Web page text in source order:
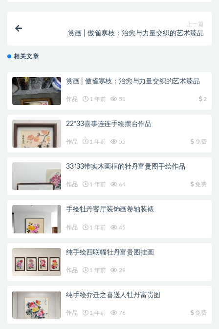
上一篇
赏画 | 傲雀寒枝：治愈与力量交织的艺术臻品
相关文章
赏画 | 傲雀寒枝：治愈与力量交织的艺术臻品
作品 1 年前 51 2
22*33喜事连连手绘摆台作品
作品 1 年前 55 免费
33*33带实木画框的牡丹富贵图手绘作品
作品 1 年前 64 免费
手绘牡丹客厅装饰画卷轴装裱
作品 1 年前 45
纯手绘四联幅牡丹富贵图挂画
作品 1 年前 29
纯手绘乔迁之喜送人牡丹富贵图
作品 1 年前 76 免费